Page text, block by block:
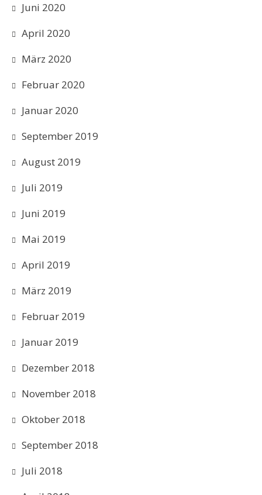
Juni 2020
April 2020
März 2020
Februar 2020
Januar 2020
September 2019
August 2019
Juli 2019
Juni 2019
Mai 2019
April 2019
März 2019
Februar 2019
Januar 2019
Dezember 2018
November 2018
Oktober 2018
September 2018
Juli 2018